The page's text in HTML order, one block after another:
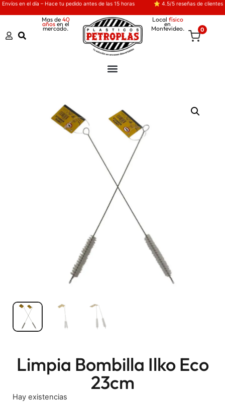
Envíos en el día – Hace tu pedido antes de las 15 horas ⭐ 4.5/5 reseñas de clientes
Mas de 40
añosen el
mercado.
Local físico
en
Montevideo. 0
Limpia Bombilla Ilko Eco
23cm
Hay existencias